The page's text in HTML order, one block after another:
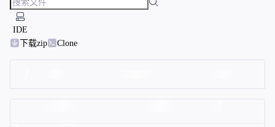
IDE
下载zip
Clone